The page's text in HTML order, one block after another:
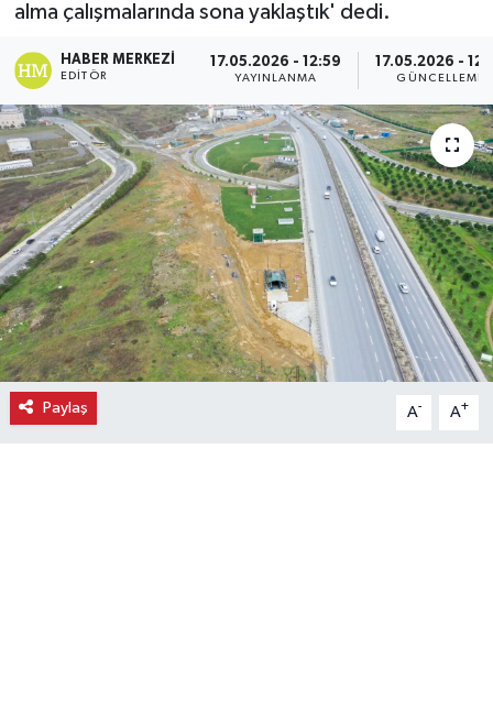
alma çalışmalarında sona yaklaştık' dedi.
HABER MERKEZI
EDITÖR
17.05.2026 - 12:59
YAYINLANMA
17.05.2026 -
GÜNCELLEME
Paylaş A- A+
Eleman
Emlak
Gündem
Gurme
Haber
İlçe Haberleri
Keşfet
Kültür & Sanat